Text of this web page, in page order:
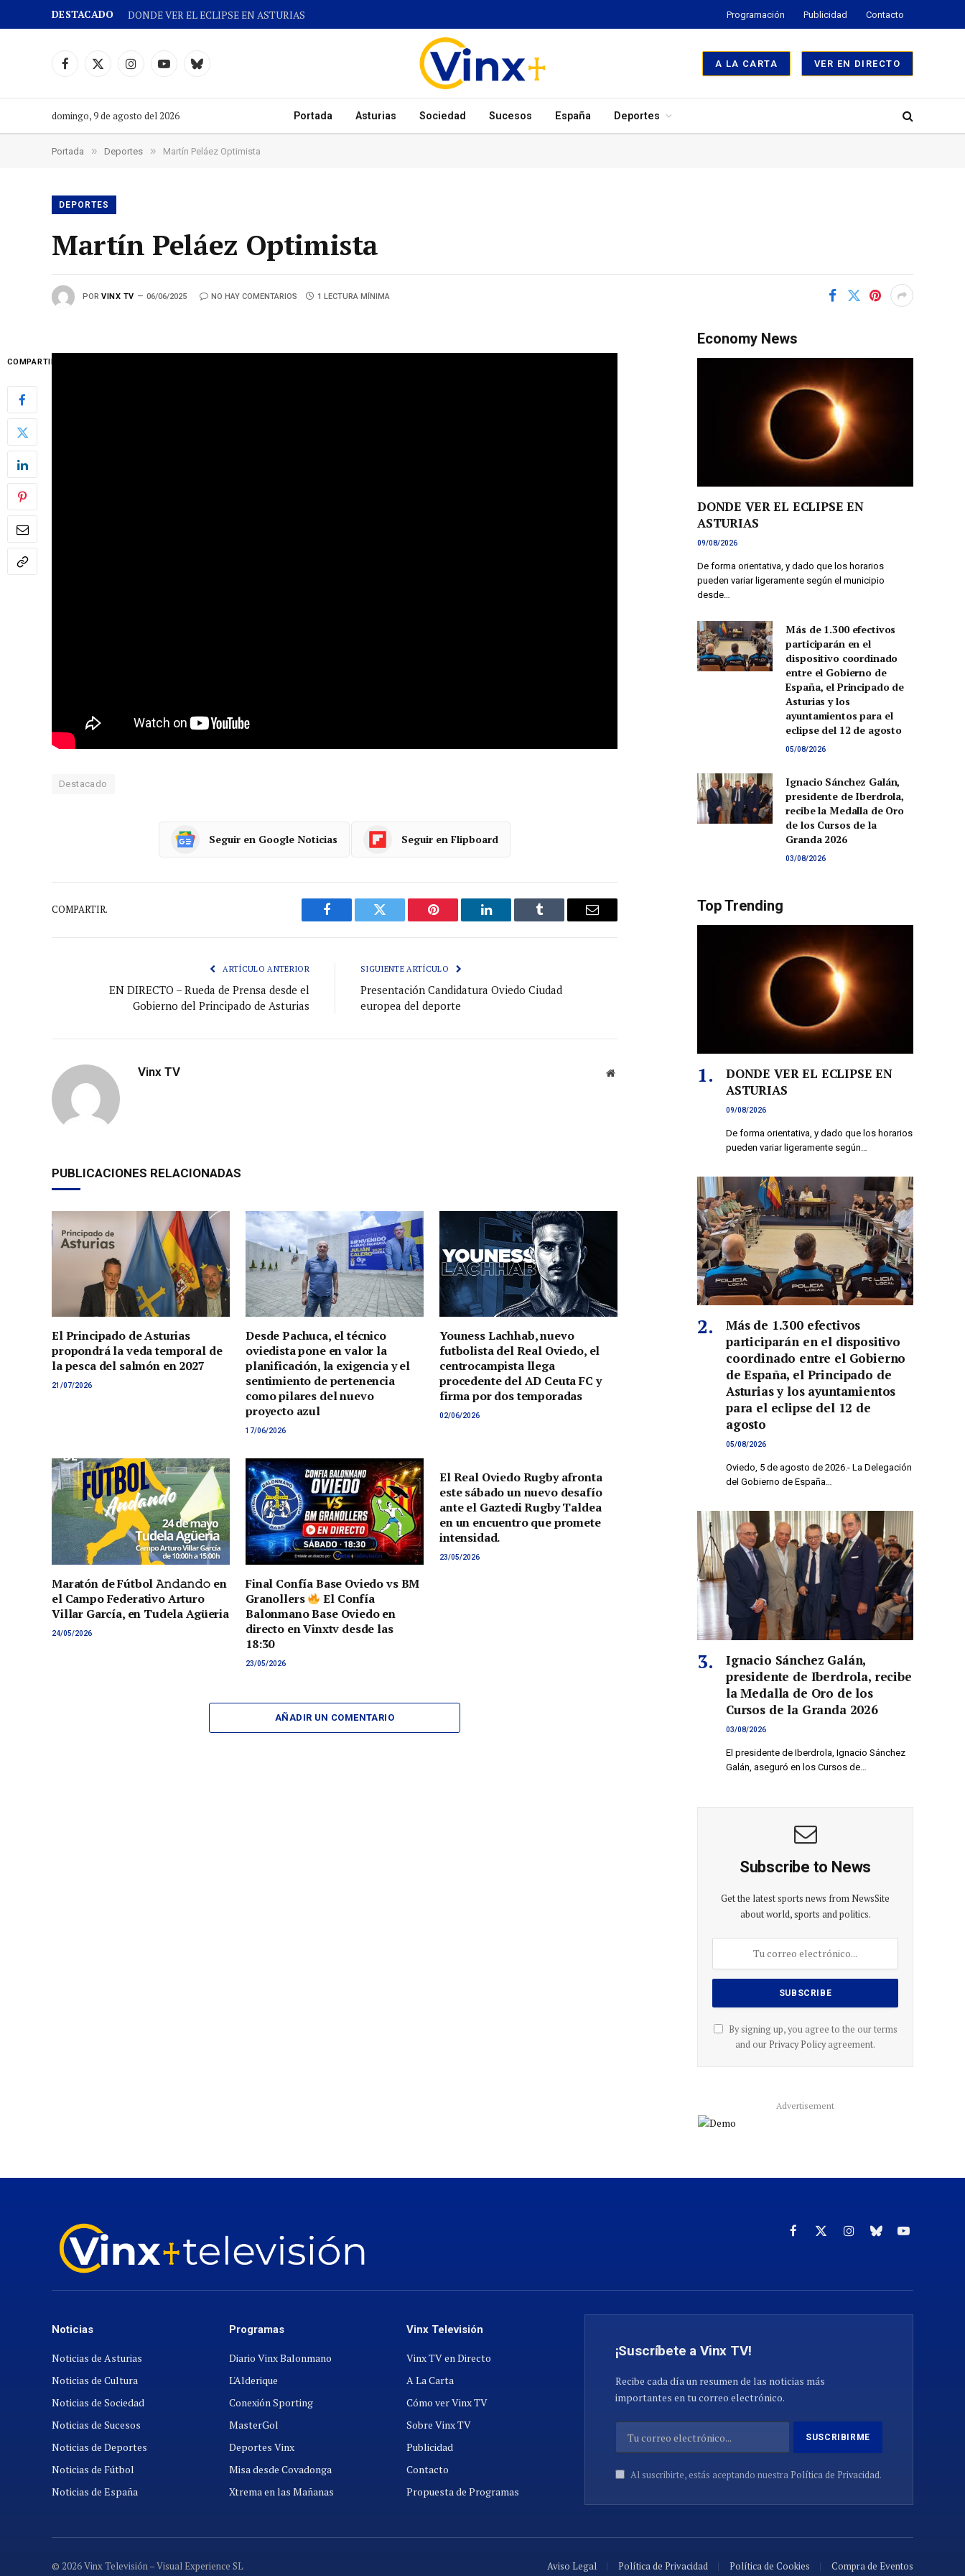
DESTACADO DONDE VER EL ECLIPSE EN ASTURIAS Programación Publicidad Contacto
Facebook
X
InstagramYouTubeCielo
A LA CARTA VER EN DIRECTO
domingo, 9 de agosto del 2026 Portada Asturias Sociedad Sucesos España Deportes
Portada » Deportes » Martín Peláez Optimista
DEPORTES
Martín Peláez Optimista
POR VINX TV 06/06/2025 NO HAY COMENTARIOS 1 LECTURA MÍNIMA
COMPARTIR
hacer un gran partido. Tenemos mucha ilusión,
Destacado
Seguir en Google Noticias Seguir en Flipboard
COMPARTIR.
Facebook Gorjeo Pinterest LinkedIn Tumblr
Correo
ARTÍCULO ANTERIOR
EN DIRECTO – Rueda de Prensa desde el
Gobierno del Principado de Asturias
SIGUIENTE ARTÍCULO
Presentación Candidatura Oviedo Ciudad
europea del deporte
Vinx TV
Sitio
PUBLICACIONES RELACIONADAS
El Principado de Asturias
propondrá la veda temporal de
la pesca del salmón en 2027
21/07/2026
Desde Pachuca, el técnico
oviedista pone en valor la
planificación, la exigencia y el
sentimiento de pertenencia
como pilares del nuevo
proyecto azul
17/06/2026
Youness Lachhab, nuevo
futbolista del Real Oviedo, el
centrocampista llega
procedente del AD Ceuta FC y
firma por dos temporadas
02/06/2026
Maratón de Fútbol 𝙰𝚗𝚍𝚊𝚗𝚍𝚘 en
el Campo Federativo Arturo
Villar García, en Tudela Agüeria
24/05/2026
Final Confía Base Oviedo vs BM
Granollers
El Confía
Balonmano Base Oviedo en
directo en Vinxtv desde las
18:30
23/05/2026
El Real Oviedo Rugby afronta
este sábado un nuevo desafío
ante el Gaztedi Rugby Taldea
en un encuentro que promete
intensidad.
23/05/2026
AÑADIR UN COMENTARIO
Economy News
DONDE VER EL ECLIPSE EN
ASTURIAS
09/08/2026
De forma orientativa, y dado que los horarios
pueden variar ligeramente según el municipio
desde…
Más de 1.300 efectivos
participarán en el
dispositivo coordinado
entre el Gobierno de
España, el Principado de
Asturias y los
ayuntamientos para el
eclipse del 12 de agosto
05/08/2026
Ignacio Sánchez Galán,
presidente de Iberdrola,
recibe la Medalla de Oro
de los Cursos de la
Granda 2026
03/08/2026
Top Trending
DONDE VER EL ECLIPSE EN
ASTURIAS
09/08/2026
De forma orientativa, y dado que los horarios
pueden variar ligeramente según…
Más de 1.300 efectivos
participarán en el dispositivo
coordinado entre el Gobierno
de España, el Principado de
Asturias y los ayuntamientos
para el eclipse del 12 de
agosto
05/08/2026
Oviedo, 5 de agosto de 2026.- La Delegación
del Gobierno de España…
Ignacio Sánchez Galán,
presidente de Iberdrola, recibe
la Medalla de Oro de los
Cursos de la Granda 2026
03/08/2026
El presidente de Iberdrola, Ignacio Sánchez
Galán, aseguró en los Cursos de…
Subscribe to News
Get the latest sports news from NewsSite
about world, sports and politics.
By signing up, you agree to the our terms
and our Privacy Policyagreement.
Advertisement
Facebook
X
Instagram
Cielo YouTube
Noticias
Noticias de Asturias
Noticias de Cultura
Noticias de Sociedad
Noticias de Sucesos
Noticias de Deportes
Noticias de Fútbol
Noticias de España
Programas
Diario Vinx Balonmano
L'Alderique
Conexión Sporting
MasterGol
Deportes Vinx
Misa desde Covadonga
Xtrema en las Mañanas
Vinx Televisión
Vinx TV en Directo
A La Carta
Cómo ver Vinx TV
Sobre Vinx TV
Publicidad
Contacto
Propuesta de Programas
¡Suscríbete a Vinx TV!
Recibe cada día un resumen de las noticias más
importantes en tu correo electrónico.
Al suscribirte, estás aceptando nuestra Política de Privacidad.
© 2026 Vinx Televisión – Visual Experience SL Aviso Legal Política de Privacidad Política de Cookies Compra de Eventos